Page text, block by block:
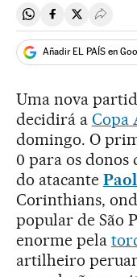
Compartir en
Compartir en
Compartir
Añadir EL PAÍS en
Uma nova
decidirá a Copa
domingo. O
0 para os donos
do atacante
Corinthians,
popular de São
enorme pela
artilheiro